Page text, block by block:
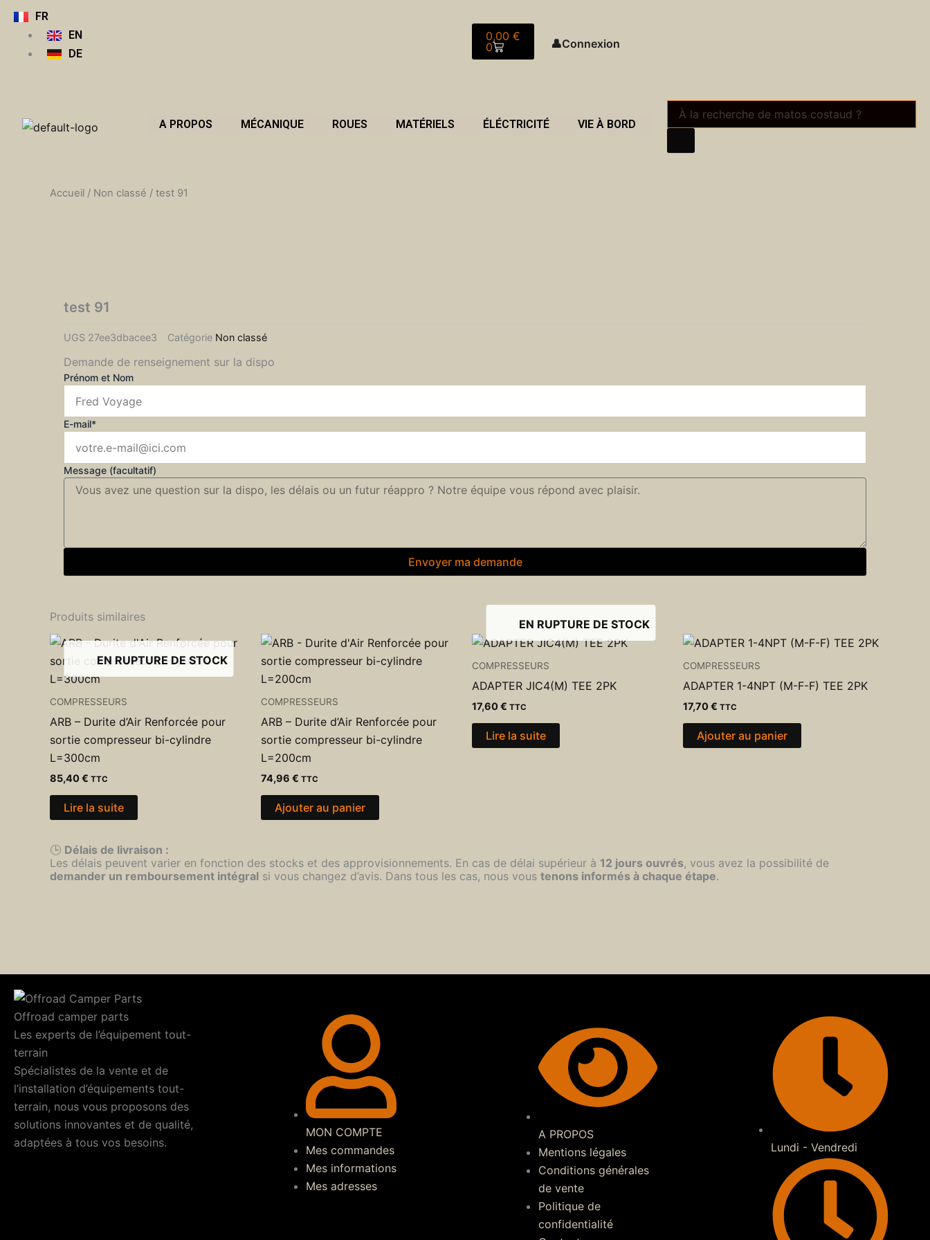
Aller
FR
EN
DE
0,00 €
0
Panier
👤Connexion
A PROPOS MÉCANIQUE ROUES MATÉRIELS ÉLÉCTRICITÉ VIE À BORD
Recherche
Accueil / Non classé / test 91
test 91
UGS 27ee3dbacee3 Catégorie Non classé
Demande de renseignement sur la dispo
Prénom et Nom
E-mail*
Message (facultatif)
Envoyer ma demande
Produits similaires
EN RUPTURE DE STOCK
COMPRESSEURS
ARB – Durite d’Air Renforcée pour
sortie compresseur bi-cylindre
L=300cm
85,40€ TTC
Lire la suite
COMPRESSEURS
ARB – Durite d’Air Renforcée pour
sortie compresseur bi-cylindre
L=200cm
74,96 € TTC
Ajouter au panier
EN RUPTURE DE STOCK
COMPRESSEURS
ADAPTER JIC4(M) TEE 2PK
17,60€ TTC
Lire la suite
COMPRESSEURS
ADAPTER 1-4NPT (M-F-F) TEE 2PK
17,70€ TTC
Ajouter au panier
🕒 Délais de livraison :
Les délais peuvent varier en fonction des stocks et des approvisionnements. En cas de délai supérieur à 12 jours ouvrés, vous avez la possibilité de
demander un remboursement intégral si vous changez d’avis. Dans tous les cas, nous vous tenons informés à chaque étape.
Offroad camper parts
Les experts de l’équipement tout-
terrain
Spécialistes de la vente et de
l’installation d’équipements tout-
terrain, nous vous proposons des
solutions innovantes et de qualité,
adaptées à tous vos besoins.
MON COMPTE
Mes commandes
Mes informations
Mes adresses
A PROPOS
Mentions légales
Conditions générales
de vente
Politique de
confidentialité
Lundi - Vendredi